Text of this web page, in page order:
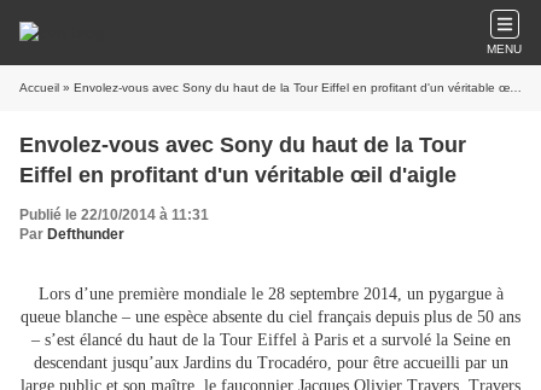
MENU
Accueil
Envolez-vous avec Sony du haut de la Tour
Publié le 22/10/2014 à 11:31
Par Defthunder
Lors d’une première mondiale le 28 septembre 2014, un pygargue à
queue blanche – une espèce absente du ciel français depuis plus de 50 ans
– s’est élancé du haut de la Tour Eiffel à Paris et a survolé la Seine en
descendant jusqu’aux Jardins du Trocadéro, pour être accueilli par un
large public et son maître, le fauconnier Jacques Olivier Travers. Travers